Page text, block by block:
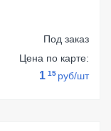
Под заказ
Цена по карте:
1 15 руб/шт